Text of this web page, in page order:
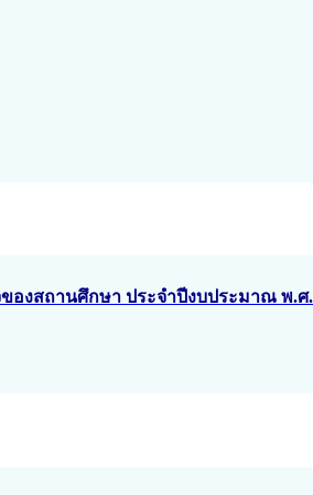
องสถานศึกษา ประจำปีงบประมาณ พ.ศ.